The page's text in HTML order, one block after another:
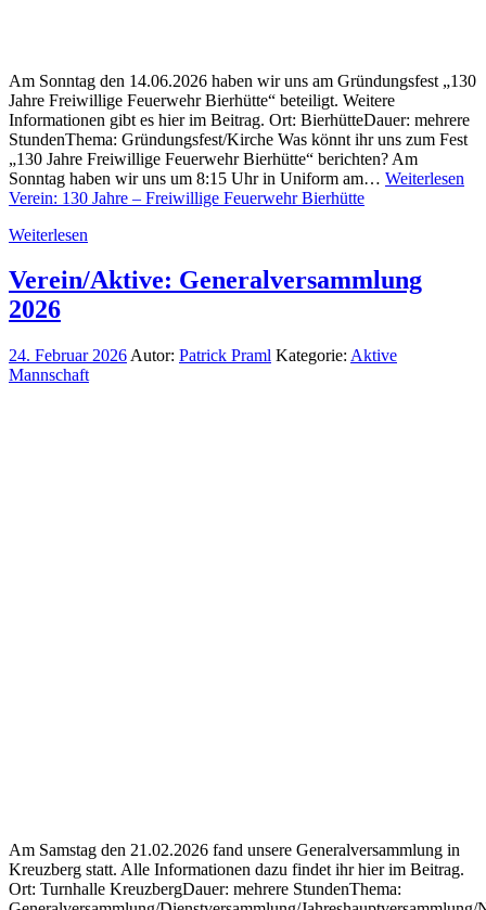
Am Sonntag den 14.06.2026 haben wir uns am Gründungsfest „130
Jahre Freiwillige Feuerwehr Bierhütte“ beteiligt. Weitere
Informationen gibt es hier im Beitrag. Ort: BierhütteDauer: mehrere
StundenThema: Gründungsfest/Kirche Was könnt ihr uns zum Fest
„130 Jahre Freiwillige Feuerwehr Bierhütte“ berichten? Am
Sonntag haben wir uns um 8:15 Uhr in Uniform am… Weiterlesen
Verein: 130 Jahre – Freiwillige Feuerwehr Bierhütte
Weiterlesen
Verein/Aktive: Generalversammlung
2026
24. Februar 2026 Autor: Patrick Praml Kategorie: Aktive
Mannschaft
Am Samstag den 21.02.2026 fand unsere Generalversammlung in
Kreuzberg statt. Alle Informationen dazu findet ihr hier im Beitrag.
Ort: Turnhalle KreuzbergDauer: mehrere StundenThema: